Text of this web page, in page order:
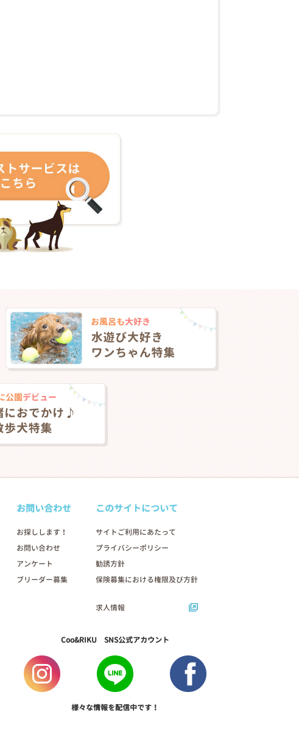
お問い合わせ
お探しします！
お問い合わせ
アンケート
ブリーダー募集
このサイトについて
サイトご利用にあたって
プライバシーポリシー
勧誘方針
保険募集における権限及び方針
求人情報
Coo&RIKU SNS公式アカウント
様々な情報を配信中です！